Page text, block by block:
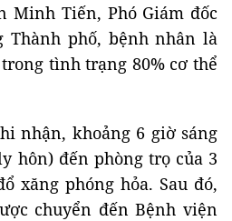
Minh Tiến, Phó Giám đốc
Thành phố, bệnh nhân là
tình trạng 80% cơ thể
nhận, khoảng 6 giờ sáng
hôn) đến phòng trọ của 3
xăng phóng hỏa. Sau đó,
chuyển đến Bệnh viện